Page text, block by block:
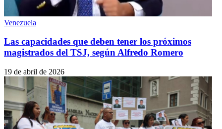
Venezuela
Las capacidades que deben tener los próximos
magistrados del TSJ, según Alfredo Romero
19 de abril de 2026